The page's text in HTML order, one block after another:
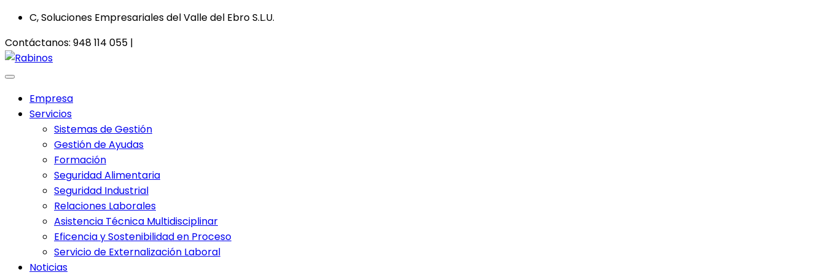
C, Soluciones Empresariales del Valle del Ebro S.L.U.
Contáctanos: 948 114 055 |
Empresa
Servicios
Sistemas de Gestión
Gestión de Ayudas
Formación
Seguridad Alimentaria
Seguridad Industrial
Relaciones Laborales
Asistencia Técnica Multidisciplinar
Eficencia y Sostenibilidad en Proceso
Servicio de Externalización Laboral
Noticias